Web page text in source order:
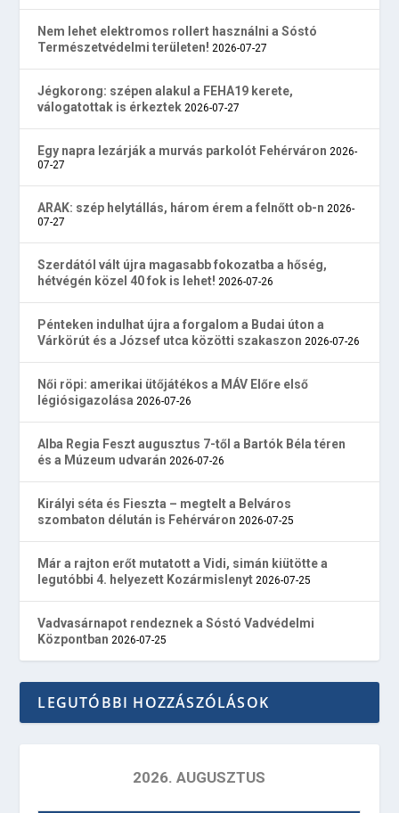
Nem lehet elektromos rollert használni a Sóstó
Természetvédelmi területen! 2026-07-27
Jégkorong: szépen alakul a FEHA19 kerete,
válogatottak is érkeztek 2026-07-27
Egy napra lezárják a murvás parkolót Fehérváron 2026-
07-27
ARAK: szép helytállás, három érem a felnőtt ob-n 2026-
07-27
Szerdától vált újra magasabb fokozatba a hőség,
hétvégén közel 40 fok is lehet! 2026-07-26
Pénteken indulhat újra a forgalom a Budai úton a
Várkörút és a József utca közötti szakaszon 2026-07-26
Női röpi: amerikai ütőjátékos a MÁV Előre első
légiósigazolása 2026-07-26
Alba Regia Feszt augusztus 7-től a Bartók Béla téren
és a Múzeum udvarán 2026-07-26
Királyi séta és Fieszta – megtelt a Belváros
szombaton délután is Fehérváron 2026-07-25
Már a rajton erőt mutatott a Vidi, simán kiütötte a
legutóbbi 4. helyezett Kozármislenyt 2026-07-25
Vadvasárnapot rendeznek a Sóstó Vadvédelmi
Központban 2026-07-25
LEGUTÓBBI HOZZÁSZÓLÁSOK
2026. AUGUSZTUS